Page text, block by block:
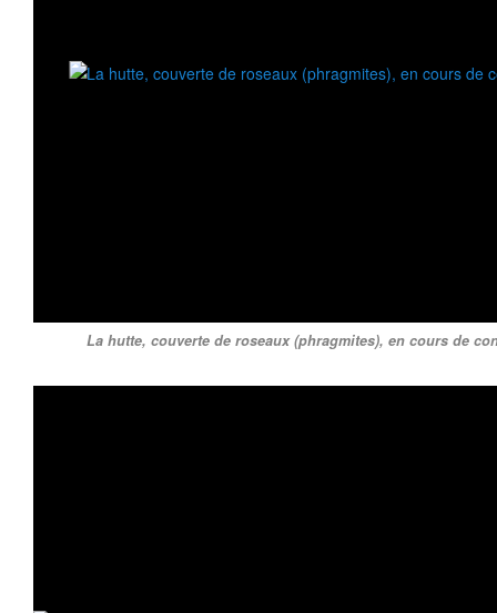
La hutte, couverte de roseaux (phragmites), en cours de